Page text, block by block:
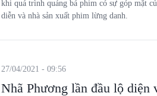
khi quá trình quảng bá phim có sự góp mặt
diễn và nhà sản xuất phim lừng danh.
Nhã Phương lần đầu lộ diện
27/04/2021 - 09:56